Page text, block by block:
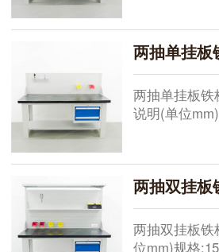
规格需要定
5mm原铁板
pvc胶条机
两抽单挂板
两抽单挂板铁
说明(单位
规格需要定做
5mm原铁板
pvc胶条机
两抽双挂板
两抽双挂板
位mm)规格